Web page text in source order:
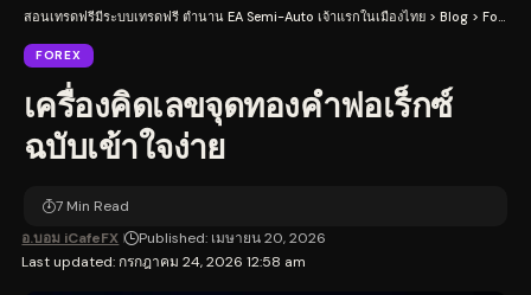
สอนเทรดฟรีมีระบบเทรดฟรี ตำนาน EA Semi-Auto เจ้าแรกในเมืองไทย > Blog > Forex
FOREX
เครื่องคิดเลขจุดทองคำฟอเร็กซ์
ฉบับเข้าใจง่าย
Last updated: กรกฎาคม 24, 2026 12:58 am
อ.บอม iCafeFX Published: เมษายน 20, 2026
7 Min Read